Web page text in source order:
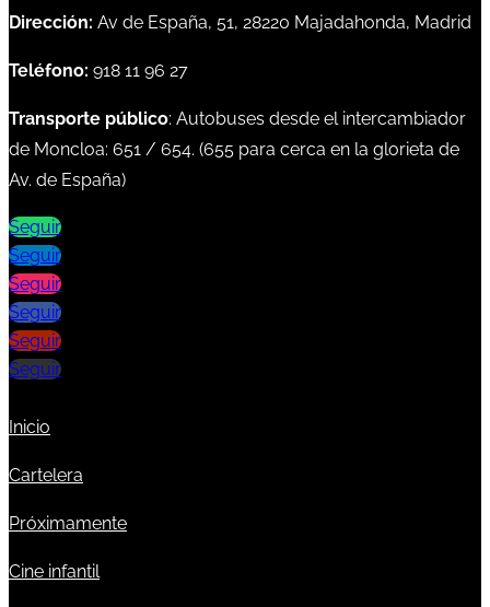
Dirección: Av de España, 51, 28220 Majadahonda, Madrid
Teléfono: 918 11 96 27
Transporte público: Autobuses desde el intercambiador
de Moncloa: 651 / 654. (655 para cerca en la glorieta de
Av. de España)
Seguir
Seguir
Seguir
Seguir
Seguir
Seguir
Inicio
Cartelera
Próximamente
Cine infantil